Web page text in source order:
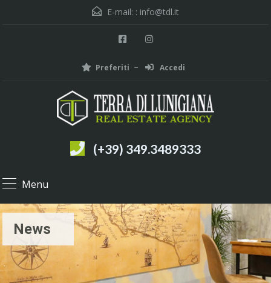
E-mail: : info@tdl.it
Preferiti Accedi
(+39) 349.3489333
Menu
News